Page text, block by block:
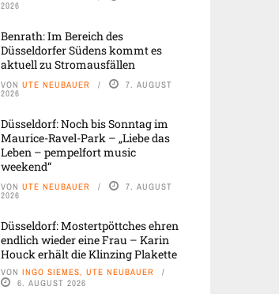
2026
Benrath: Im Bereich des
Düsseldorfer Südens kommt es
aktuell zu Stromausfällen
VON UTE NEUBAUER 7. AUGUST
2026
Düsseldorf: Noch bis Sonntag im
Maurice-Ravel-Park – „Liebe das
Leben – pempelfort music
weekend“
VON UTE NEUBAUER 7. AUGUST
2026
Düsseldorf: Mostertpöttches ehren
endlich wieder eine Frau – Karin
Houck erhält die Klinzing Plakette
VON INGO SIEMES, UTE NEUBAUER
6. AUGUST 2026